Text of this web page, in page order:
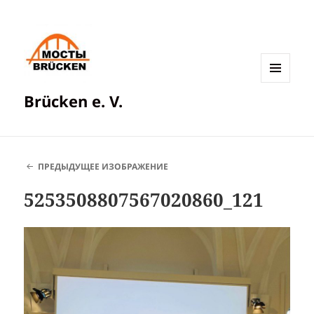
Brücken e. V.
ПРЕДЫДУЩЕЕ ИЗОБРАЖЕНИЕ
5253508807567020860_121